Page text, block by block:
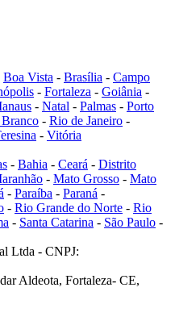
Boa Vista - Brasília - Campo
- Fortaleza - Goiânia -
- Natal - Palmas - Porto
- Rio de Janeiro -
- Vitória
- Bahia - Ceará - Distrito
- Mato Grosso - Mato
- Paraíba - Paraná -
- Rio Grande do Norte - Rio
- Santa Catarina - São Paulo -
Ltda - CNPJ:
Aldeota, Fortaleza- CE,